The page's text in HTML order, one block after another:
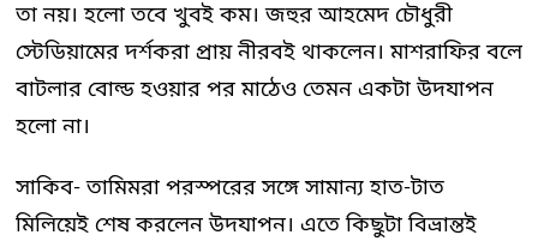
তা নয়। হলো তবে খুবই কম। জহুর আহমেদ চৌধুরী
স্টেডিয়ামের দর্শকরা প্রায় নীরবই থাকলেন। মাশরাফির বলে
বাটলার বোল্ড হওয়ার পর মাঠেও তেমন একটা উদযাপন
হলো না।
সাকিব- তামিমরা পরস্পরের সঙ্গে সামান্য হাত-টাত
মিলিয়েই শেষ করলেন উদযাপন। এতে কিছুটা বিভ্রান্তই